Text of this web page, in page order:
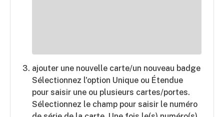
ajouter une nouvelle carte/un nouveau badge
Sélectionnez l'option Unique ou Étendue
pour saisir une ou plusieurs cartes/portes.
Sélectionnez le champ pour saisir le numéro